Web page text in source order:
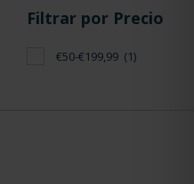
Filtrar por Precio
€50-€199,99 (1)